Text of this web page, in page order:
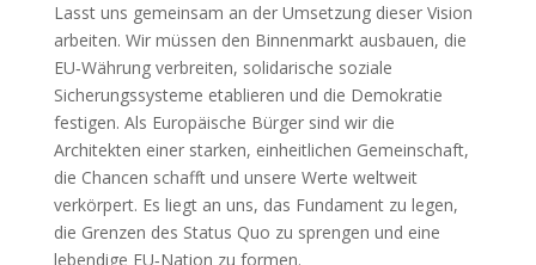
Lasst uns gemeinsam an der Umsetzung dieser Vision
arbeiten. Wir müssen den Binnenmarkt ausbauen, die
EU‑Währung verbreiten, solidarische soziale
Sicherungssysteme etablieren und die Demokratie
festigen. Als Europäische Bürger sind wir die
Architekten einer starken, einheitlichen Gemeinschaft,
die Chancen schafft und unsere Werte weltweit
verkörpert. Es liegt an uns, das Fundament zu legen,
die Grenzen des Status Quo zu sprengen und eine
lebendige EU‑Nation zu formen.